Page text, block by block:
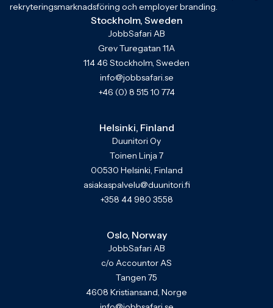
rekryteringsmarknadsföring och employer branding.
Stockholm, Sweden
JobbSafari AB
Grev Turegatan 11A
114 46 Stockholm, Sweden
info@jobbsafari.se
+46 (0) 8 515 10 774
Helsinki, Finland
Duunitori Oy
Toinen Linja 7
00530 Helsinki, Finland
asiakaspalvelu@duunitori.fi
+358 44 980 3558
Oslo, Norway
JobbSafari AB
c/o Accountor AS
Tangen 75
4608 Kristiansand, Norge